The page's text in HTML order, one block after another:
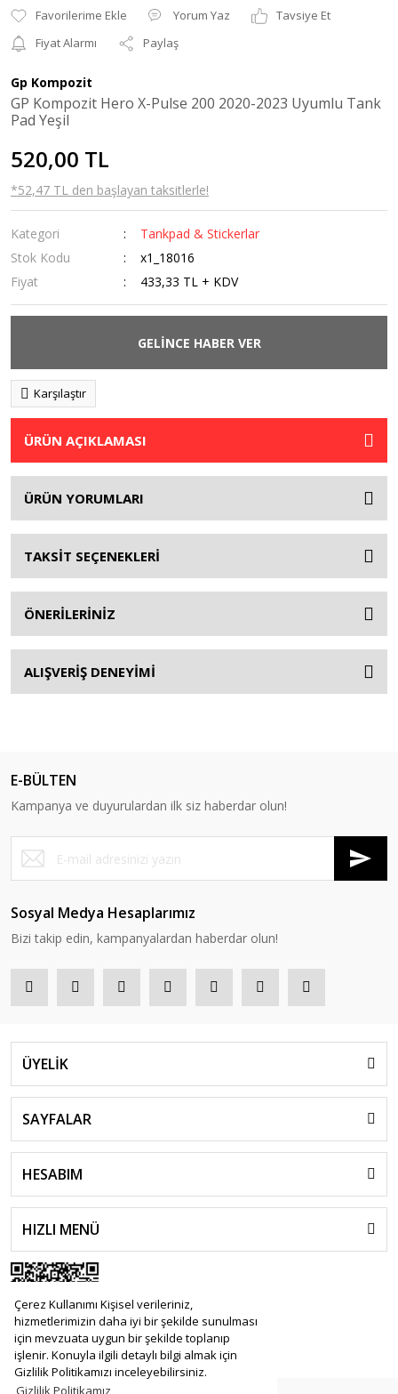
Çerez Kullanımı Kişisel verileriniz,
hizmetlerimizin daha iyi bir şekilde sunulması
için mevzuata uygun bir şekilde toplanıp
işlenir. Konuyla ilgili detaylı bilgi almak için
Gizlilik Politikamızı inceleyebilirsiniz.
Yorum Yaz
Tavsiye Et
Fiyat Alarmı
Paylaş
Gp Kompozit
GP Kompozit Hero X-Pulse 200 2020-2023 Uyumlu Tank
Pad Yeşil
520,00 TL
*52,47 TL den başlayan taksitlerle!
Kategori
Tankpad & Stickerlar
Stok Kodu
x1_18016
Fiyat
433,33 TL + KDV
GELİNCE HABER VER
Karşılaştır
ÜRÜN AÇIKLAMASI
ÜRÜN YORUMLARI
TAKSİT SEÇENEKLERİ
ÖNERİLERİNİZ
ALIŞVERİŞ DENEYİMİ
E-BÜLTEN
Kampanya ve duyurulardan ilk siz haberdar olun!
Sosyal Medya Hesaplarımız
Bizi takip edin, kampanyalardan haberdar olun!
ÜYELİK
SAYFALAR
HESABIM
HIZLI MENÜ